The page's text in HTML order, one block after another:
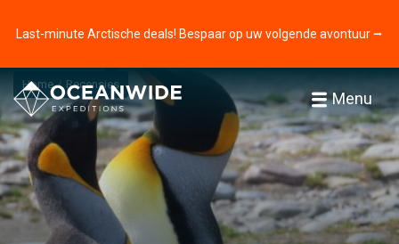
Last-minute Arctische deals! Bespaar op uw volgende avontuur ⭢
Menu
Home Recensies